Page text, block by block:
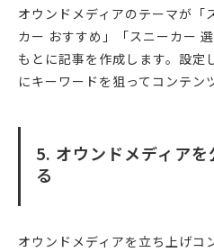
オウンドメディアのテーマが「
カー おすすめ」「スニーカー
もとに記事を作成します。設定
にキーワードを狙ってコンテン
5. オウンドメディア
る
オウンドメディアを立ち上げコ